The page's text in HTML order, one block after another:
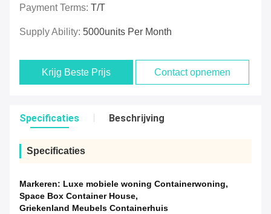
Payment Terms: T/T
Supply Ability: 5000units Per Month
Krijg Beste Prijs Contact opnemen
Specificaties Beschrijving
Specificaties
Markeren: Luxe mobiele woning Containerwoning,
Space Box Container House,
Griekenland Meubels Containerhuis